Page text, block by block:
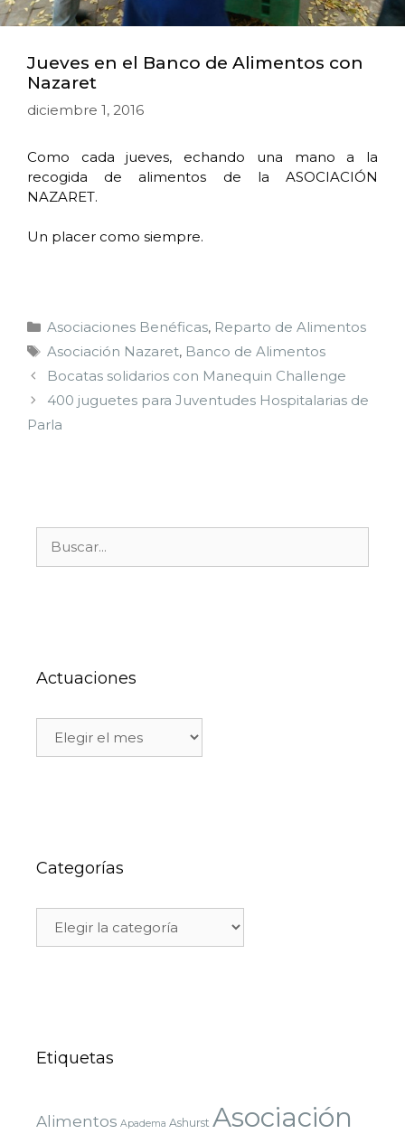
Jueves en el Banco de Alimentos con
Nazaret
diciembre 1, 2016
Como cada jueves, echando una mano a la
recogida de alimentos de la ASOCIACIÓN
NAZARET.
Un placer como siempre.
Asociaciones Benéficas, Reparto de Alimentos
Asociación Nazaret, Banco de Alimentos
Bocatas solidarios con Manequin Challenge
400 juguetes para Juventudes Hospitalarias de
Parla
Actuaciones
Categorías
Etiquetas
Alimentos Apadema Ashurst Asociación